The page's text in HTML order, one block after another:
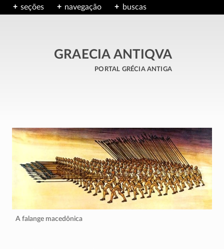
seções navegação buscas
GRAECIA ANTIQVA
portal grécia antiga
A falange macedônica